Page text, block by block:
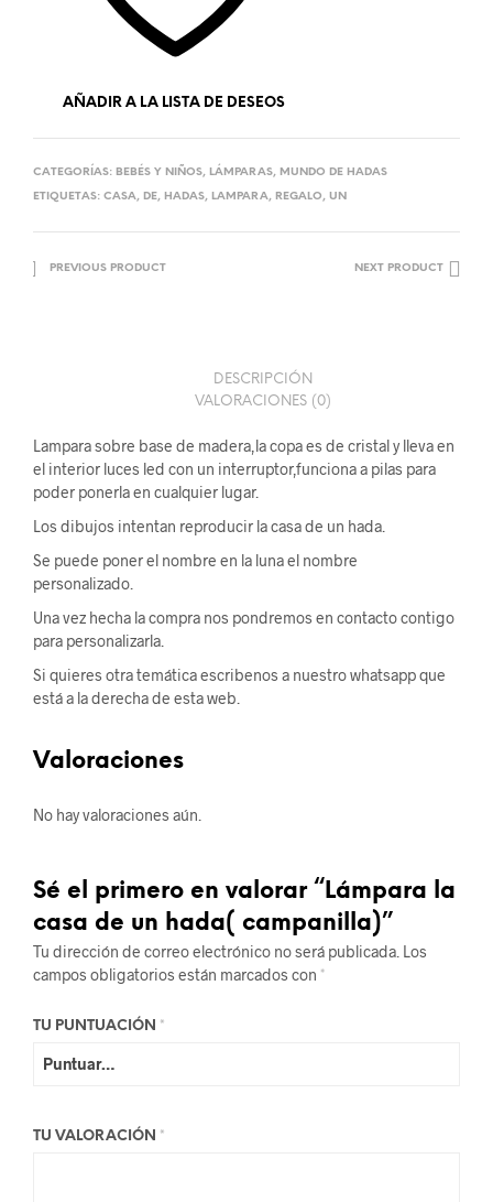
AÑADIR A LA LISTA DE DESEOS
CATEGORÍAS: BEBÉS Y NIÑOS, LÁMPARAS, MUNDO DE HADAS
ETIQUETAS: CASA, DE, HADAS, LAMPARA, REGALO, UN
PREVIOUS PRODUCT NEXT PRODUCT
DESCRIPCIÓN
VALORACIONES (0)
Lampara sobre base de madera,la copa es de cristal y lleva en
el interior luces led con un interruptor,funciona a pilas para
poder ponerla en cualquier lugar.
Los dibujos intentan reproducir la casa de un hada.
Se puede poner el nombre en la luna el nombre
personalizado.
Una vez hecha la compra nos pondremos en contacto contigo
para personalizarla.
Si quieres otra temática escribenos a nuestro whatsapp que
está a la derecha de esta web.
Valoraciones
No hay valoraciones aún.
Sé el primero en valorar “Lámpara la
casa de un hada( campanilla)”
Tu dirección de correo electrónico no será publicada. Los
campos obligatorios están marcados con *
TU PUNTUACIÓN *
TU VALORACIÓN *